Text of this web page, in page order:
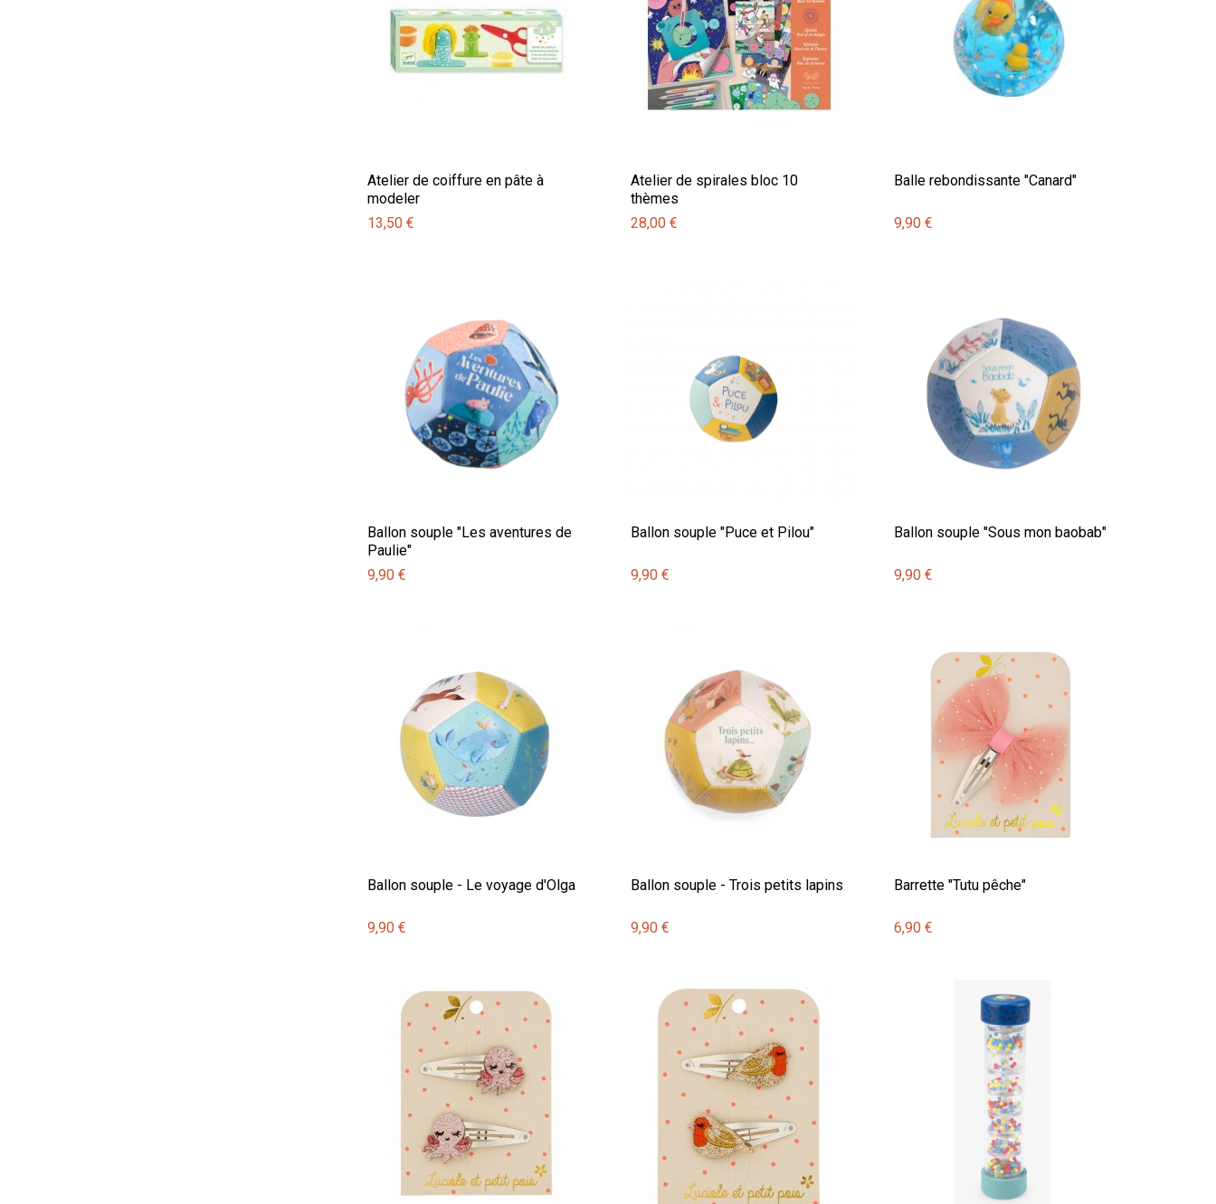
Atelier de coiffure en pâte à
modeler
13,50 €
Atelier de spirales bloc 10
thèmes
28,00 €
Balle rebondissante "Canard"
9,90 €
Ballon souple "Les aventures de
Paulie"
9,90 €
Ballon souple "Puce et Pilou"
9,90 €
Ballon souple "Sous mon baobab"
9,90 €
Ballon souple - Le voyage d'Olga
9,90 €
Ballon souple - Trois petits lapins
9,90 €
Barrette "Tutu pêche"
6,90 €